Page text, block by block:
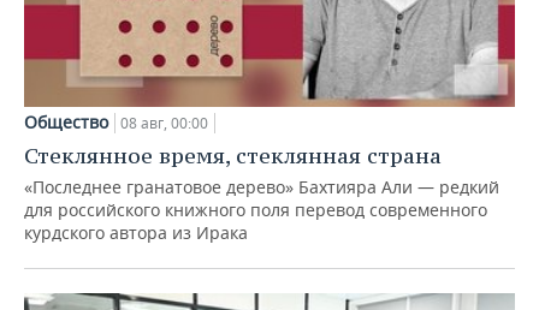
Общество 08 авг, 00:00
Стеклянное время, стеклянная страна
«Последнее гранатовое дерево» Бахтияра Али — редкий
для российского книжного поля перевод современного
курдского автора из Ирака